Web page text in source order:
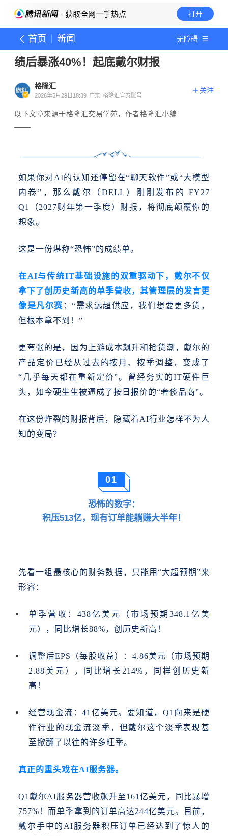
· 获取全网一手热点 打开
首页 新闻 无障碍
绩后暴涨40%！起底戴尔财报
格隆汇
2026年5月29日18:39 广东 格隆汇官方账号
关注
以下文章来源于格隆汇交易学苑，作者格隆汇小编
如果你对AI的认知还停留在“聊天软件”或“大模型
内卷”，那么戴尔（DELL）刚刚发布的 FY27
Q1（2027财年第一季度）财报，将彻底颠覆你的
想象。
这是一份堪称“恐怖”的成绩单。
在AI与传统IT基础设施的双重驱动下，戴尔不仅
拿下了创历史新高的单季营收，其管理层的发言更
像是凡尔赛 ：“需求远超供应，我们想要更多货，
但根本拿不到！”
更夸张的是，因为上游成本飙升和抢货潮，戴尔的
产品定价已经从过去的按月、按季调整，变成了
“几乎每天都在重新定价”。曾经务实的IT硬件巨
头，如今硬生生被逼成了按日报价的“奢侈品商”。
在这份炸裂的财报背后，隐藏着AI行业怎样不为人
知的变局？
01
恐怖的数字：
积压513亿，现有订单能躺赚大半年！
先看一组最核心的财务数据，只能用“大超预期”来
形容：
单季营收： 438亿美元（市场预期348.1亿美
元），同比增长88%，创历史新高！
调整后EPS（每股收益）：4.86美元（市场预期
2.88美元），同比增长214%，同样创历史新
高！
经营现金流：41亿美元。要知道，Q1向来是硬
件行业的现金流淡季，但戴尔这个淡季表现甚
至掀翻了以往的许多旺季。
真正的重头戏在AI服务器。
Q1戴尔AI服务器营收飙升至161亿美元，同比暴增
757%！而单季拿到的订单高达244亿美元。目前，
戴尔手中的AI服务器积压订单已经达到了惊人的